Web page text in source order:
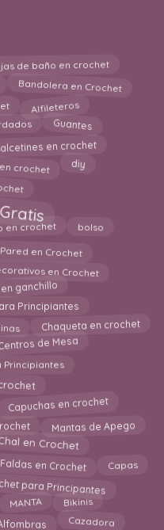
de baño en crochet
Bandolera en Crochet
Alfileteros
Guantes
en crochet
crochet diy
en crochet bolso
en Crochet
en Crochet
ganchillo
Principiantes
Chaqueta en crochet
de Mesa
Principiantes
Capuchas en crochet
Mantas de Apego
en Crochet
Faldas en Crochet Capas
para Principantes
MANTA Bikinis
Cazadora